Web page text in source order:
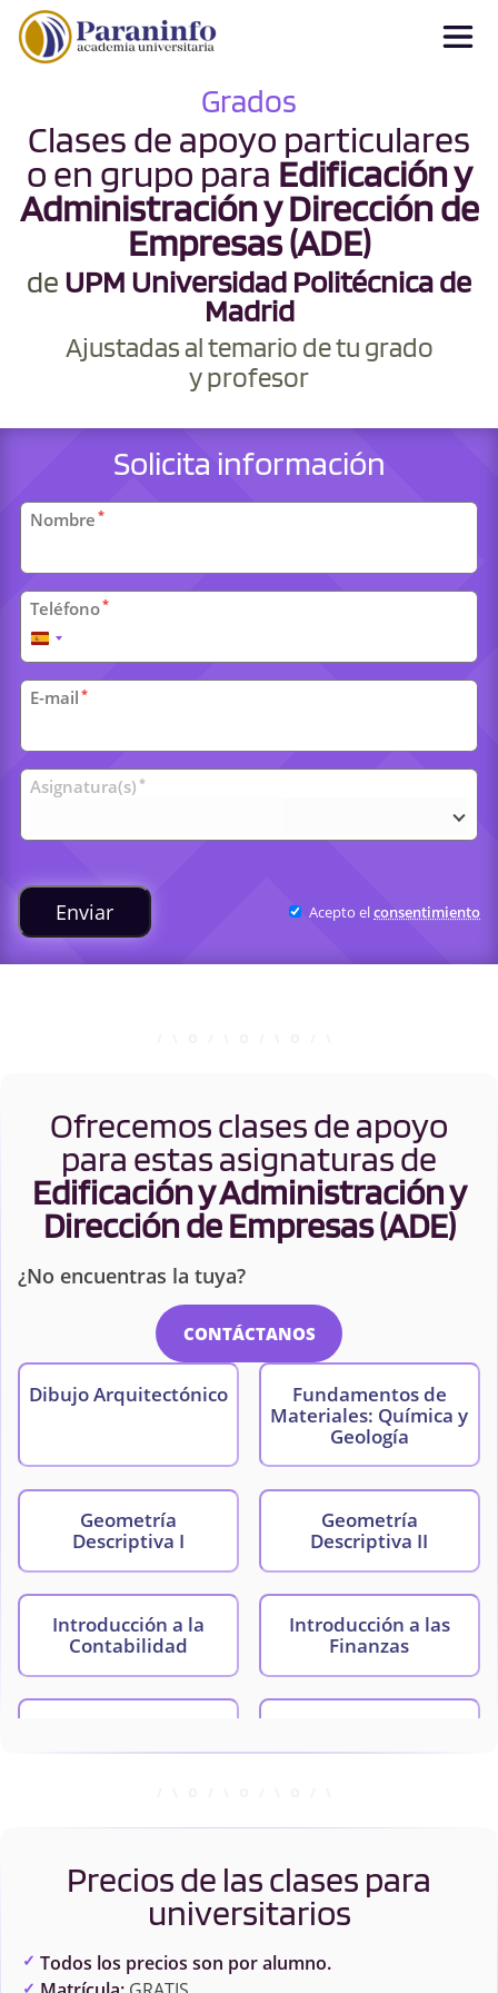
Grados
Clases de apoyo particulares
o en grupo para Edificación y
Administración y Dirección de
Empresas (ADE)
de UPM Universidad Politécnica de
Madrid
Ajustadas al temario de tu grado
y profesor
Solicita información
Datos
personales
Nombre *
Teléfono*
España
+34
E-mail *
Clases
universitarias
Asignatura(s) *
Enviar Acepto elconsentimiento
Ofrecemos clases de apoyo
para estas asignaturas de
Edificación y Administración y
Dirección de Empresas (ADE)
¿No encuentras la tuya?
CONTÁCTANOS
Dibujo Arquitectónico
Fundamentos de
Materiales: Química y
Geología
Geometría
Descriptiva I
Geometría
Descriptiva II
Introducción a la
Contabilidad
Introducción a las
Finanzas
Principios de
Economía
Precios de las clases para
universitarios
Todos los precios son por alumno.